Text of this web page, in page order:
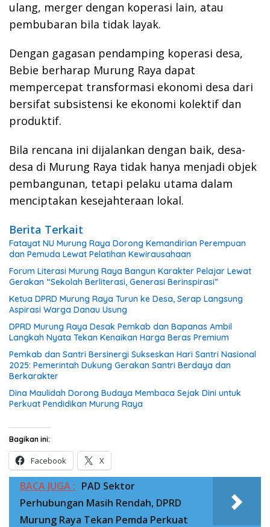
ulang, merger dengan koperasi lain, atau
pembubaran bila tidak layak.
Dengan gagasan pendamping koperasi desa,
Bebie berharap Murung Raya dapat
mempercepat transformasi ekonomi desa dari
bersifat subsistensi ke ekonomi kolektif dan
produktif.
Bila rencana ini dijalankan dengan baik, desa-
desa di Murung Raya tidak hanya menjadi objek
pembangunan, tetapi pelaku utama dalam
menciptakan kesejahteraan lokal.
Berita Terkait
Fatayat NU Murung Raya Dorong Kemandirian Perempuan
dan Pemuda Lewat Pelatihan Kewirausahaan
Forum Literasi Murung Raya Bangun Karakter Pelajar Lewat
Gerakan “Sekolah Berliterasi, Generasi Berinspirasi”
Ketua DPRD Murung Raya Turun ke Desa, Serap Langsung
Aspirasi Warga Danau Usung
DPRD Murung Raya Desak Pemkab dan Bapanas Ambil
Langkah Nyata Tekan Kenaikan Harga Beras Premium
Pemkab dan Santri Bersinergi Sukseskan Hari Santri Nasional
2025: Pemerintah Dukung Gerakan Santri Berdaya dan
Berkarakter
Dina Maulidah Dorong Budaya Membaca Sejak Dini untuk
Perkuat Pendidikan Murung Raya
Bagikan ini:
Facebook X
BACA JUGA : PAD Sektor
Perhubungan Masih Rendah, DPRD
Murung Raya Tekan Pemda Perkuat